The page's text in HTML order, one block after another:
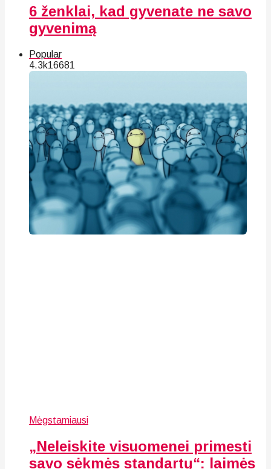
6 ženklai, kad gyvenate ne savo
gyvenimą
Popular
4.3k16681
Mėgstamiausi
„Neleiskite visuomenei primesti
savo sėkmės standartų“: laimės